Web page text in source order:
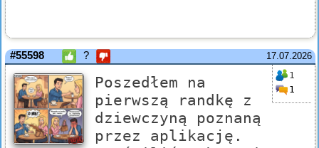
17.07.2026
#55598 ?
1
1
Poszedłem na
pierwszą randkę z
dziewczyną poznaną
przez aplikację.